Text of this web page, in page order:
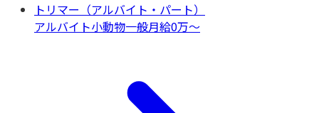
トリマー（アルバイト・パート）
アルバイト小動物一般月給0万〜